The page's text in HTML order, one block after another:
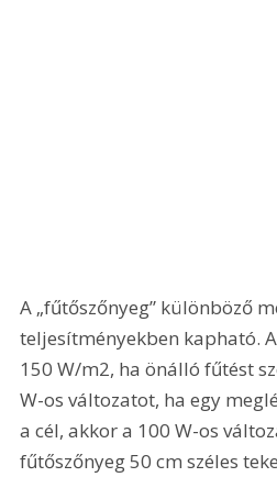
A „fűtőszőnyeg” különböző
teljesítményekben kapható.
150 W/m2, ha önálló fűtést
W-os változatot, ha egy
a cél, akkor a 100 W-os
fűtőszőnyeg 50 cm széles